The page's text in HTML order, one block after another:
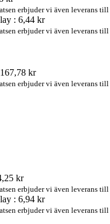
erbjuder vi även leverans
: 6,44 kr
erbjuder vi även leverans
167,78 kr
erbjuder vi även leverans
kr
erbjuder vi även leverans
: 6,94 kr
erbjuder vi även leverans